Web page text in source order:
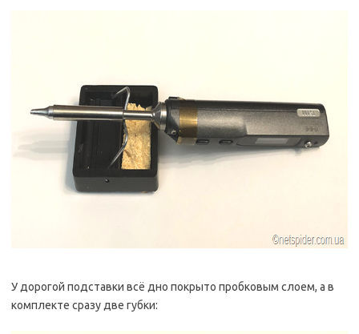
У дорогой подставки всё дно покрыто пробковым слоем, а в
комплекте сразу две губки: